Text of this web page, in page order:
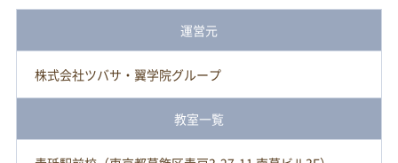
運営元
株式会社ツバサ・翼学院グループ
教室一覧